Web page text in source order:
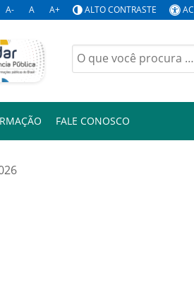
A- A A+ ALTO CONTRASTE
Buscar
por:
FALE CONOSCO